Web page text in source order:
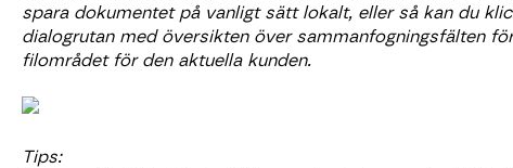
spara dokumentet på vanligt sätt lokalt, eller så kan du
dialogrutan med översikten över sammanfogningsfälten
filområdet för den aktuella kunden.
Tips: